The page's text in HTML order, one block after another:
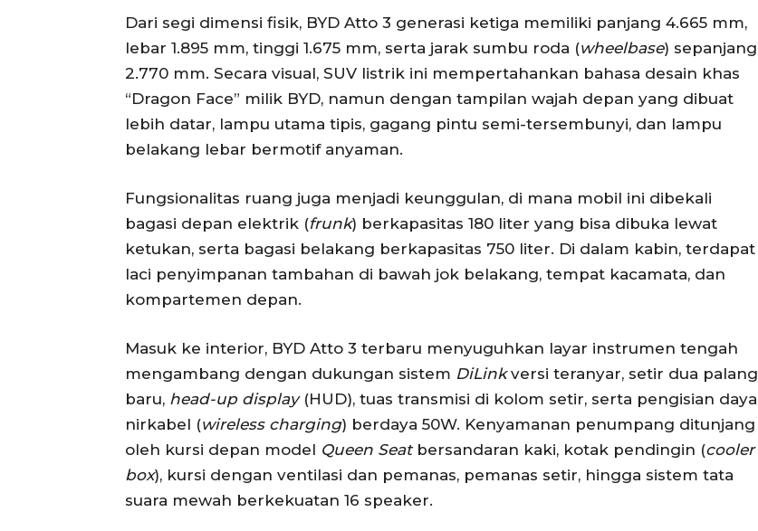
Dari segi dimensi fisik, BYD Atto 3 generasi ketiga memiliki panjang 4.665 mm,
lebar 1.895 mm, tinggi 1.675 mm, serta jarak sumbu roda (wheelbase) sepanjang
2.770 mm. Secara visual, SUV listrik ini mempertahankan bahasa desain khas
“Dragon Face” milik BYD, namun dengan tampilan wajah depan yang dibuat
lebih datar, lampu utama tipis, gagang pintu semi-tersembunyi, dan lampu
belakang lebar bermotif anyaman.
Fungsionalitas ruang juga menjadi keunggulan, di mana mobil ini dibekali
bagasi depan elektrik (frunk) berkapasitas 180 liter yang bisa dibuka lewat
ketukan, serta bagasi belakang berkapasitas 750 liter. Di dalam kabin, terdapat
laci penyimpanan tambahan di bawah jok belakang, tempat kacamata, dan
kompartemen depan.
Masuk ke interior, BYD Atto 3 terbaru menyuguhkan layar instrumen tengah
mengambang dengan dukungan sistem DiLinkversi teranyar, setir dua palang
baru, head-up display(HUD), tuas transmisi di kolom setir, serta pengisian daya
nirkabel (wireless charging) berdaya 50W. Kenyamanan penumpang ditunjang
oleh kursi depan model Queen Seatbersandaran kaki, kotak pendingin (cooler
box), kursi dengan ventilasi dan pemanas, pemanas setir, hingga sistem tata
suara mewah berkekuatan 16 speaker.